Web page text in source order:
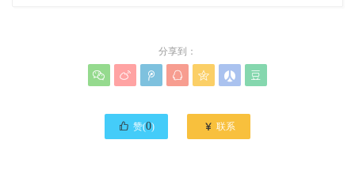
分享到：
      
 赞(0)  联系